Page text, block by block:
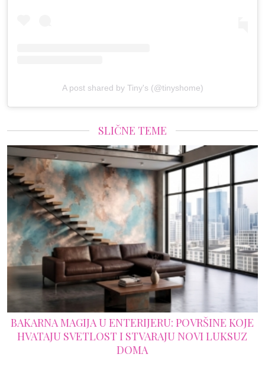
A post shared by Tiny's (@tinyshome)
SLIČNE TEME
BAKARNA MAGIJA U ENTERIJERU: POVRŠINE KOJE
HVATAJU SVETLOST I STVARAJU NOVI LUKSUZ
DOMA